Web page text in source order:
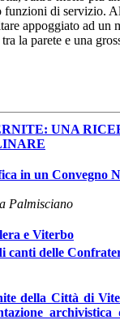
funzioni di servizio.
appoggiato ad un
la parete e una
UNA
in un Convegno
Palmisciano
e Viterbo
canti delle
della Città di
archivistica